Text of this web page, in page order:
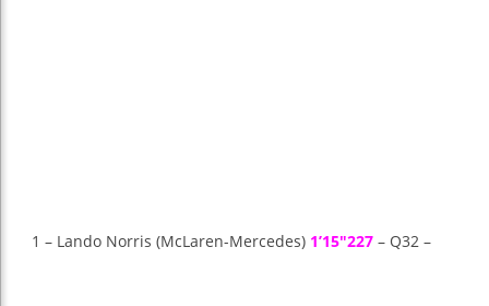
1 – Lando Norris (McLaren-Mercedes) 1’15″227 – Q32 –